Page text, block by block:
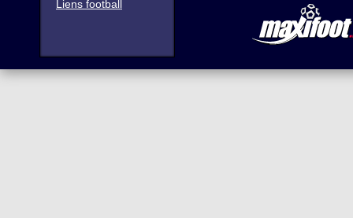
Liens football